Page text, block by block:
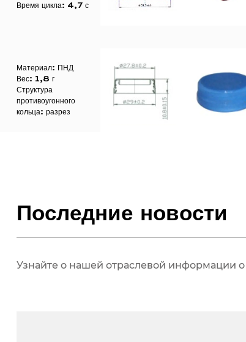
Время цикла: 4,7 с
Материал: ПНД
Вес: 1,8 г
Структура
противоугонного
кольца: разрез
Последние новости
Узнайте о нашей отраслевой информации